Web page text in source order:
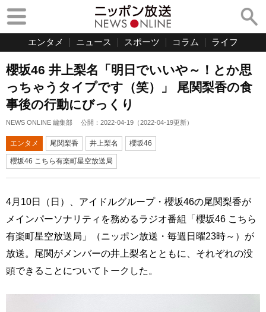
エンタメ ニュース スポーツ コラム ライフ
櫻坂46 井上梨名「明日でいいや～！とか思
っちゃうタイプです（笑）」 尾関梨香の食
事後の行動にびっくり
NEWS ONLINE 編集部 公開： 2022-04-19 （2022-04-19更新）
エンタメ 尾関梨香 井上梨名 櫻坂46
櫻坂46 こちら有楽町星空放送局
4月10日（日）、アイドルグループ・櫻坂46の尾関梨香が
メインパーソナリティを務めるラジオ番組「櫻坂46 こちら
有楽町星空放送局」（ニッポン放送・毎週日曜23時～）が
放送。尾関がメンバーの井上梨名とともに、それぞれの没
頭できることについてトークした。